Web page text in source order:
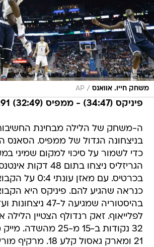
משחק חייו. אוואנס /
AP
פיניקס (34:47) - ממפיס (32:49) 97:91
ה-משחק של הלילה מבחינת
בניצחונה הגדול של ממפיס. הסאנס היו
כדי לשמור על סיכוי למקום שמיני
הגריזליס ניצחו בתום 48
בכרטיס. עם מאזן
כנראה שהגיע להם. פיניקס היא
בהיסטוריה שמגיעה ל-
לפלייאוף. זאק רנדולף הצטיין
32 נקודות ב-15 מ-25
21 ומארק גאסול קלע